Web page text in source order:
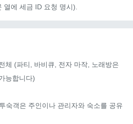
열에 세금 ID 요청 명시).
체 (파티, 바비큐, 전자 마작, 노래방은
능합니다)
숙객은 주인이나 관리자와 숙소를 공유